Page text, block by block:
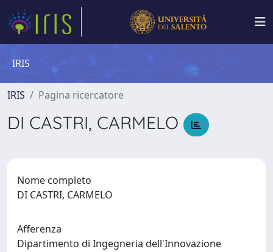
IRIS
IRIS Pagina ricercatore
DI CASTRI, CARMELO
Nome completo
DI CASTRI, CARMELO
Afferenza
Dipartimento di Ingegneria dell'Innovazione